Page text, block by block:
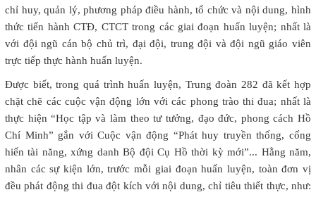
chỉ huy, quản lý, phương pháp điều hành, tổ chức và nội dung, hình
thức tiến hành CTĐ, CTCT trong các giai đoạn huấn luyện; nhất là
với đội ngũ cán bộ chủ trì, đại đội, trung đội và đội ngũ giáo viên
trực tiếp thực hành huấn luyện.
Được biết, trong quá trình huấn luyện, Trung đoàn 282 đã kết hợp
chặt chẽ các cuộc vận động lớn với các phong trào thi đua; nhất là
thực hiện “Học tập và làm theo tư tưởng, đạo đức, phong cách Hồ
Chí Minh” gắn với Cuộc vận động “Phát huy truyền thống, cống
hiến tài năng, xứng danh Bộ đội Cụ Hồ thời kỳ mới”... Hằng năm,
nhân các sự kiện lớn, trước mỗi giai đoạn huấn luyện, toàn đơn vị
đều phát động thi đua đột kích với nội dung, chỉ tiêu thiết thực, như: